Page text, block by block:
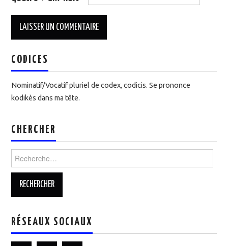
CODICES
Nominatif/Vocatif pluriel de codex, codicis. Se prononce
kodikès dans ma tête.
CHERCHER
Rechercher :
RÉSEAUX SOCIAUX